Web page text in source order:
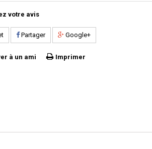
votre avis
Partager Google+
à un ami Imprimer